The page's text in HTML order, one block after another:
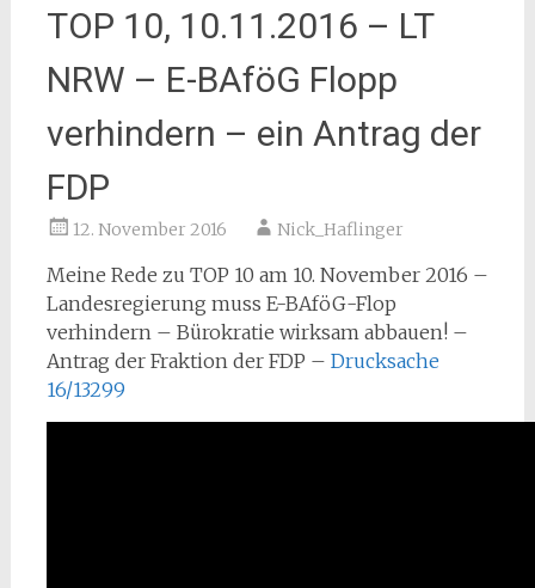
TOP 10, 10.11.2016 – LT
NRW – E-BAföG Flopp
verhindern – ein Antrag der
FDP
12. November 2016 Nick_Haflinger
Meine Rede zu TOP 10 am 10. November 2016 –
Landesregierung muss E-BAföG-Flop
verhindern – Bürokratie wirksam abbauen! –
Antrag der Fraktion der FDP – Drucksache
16/13299